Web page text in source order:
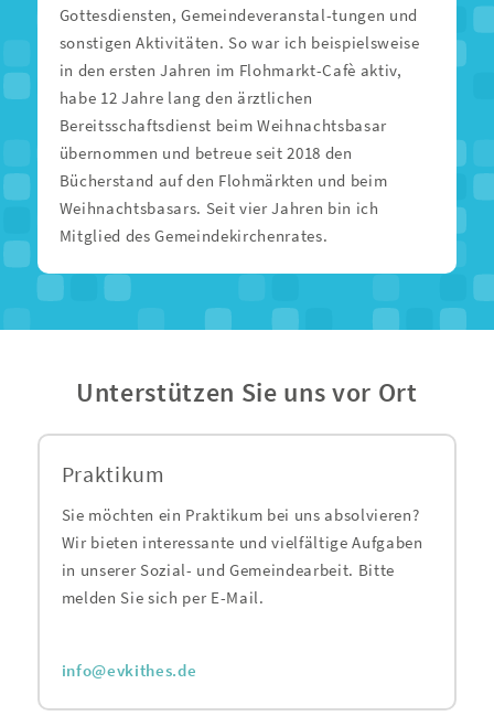
Gottesdiensten, Gemeindeveranstal-tungen und
sonstigen Aktivitäten. So war ich beispielsweise
in den ersten Jahren im Flohmarkt-Cafè aktiv,
habe 12 Jahre lang den ärztlichen
Bereitsschaftsdienst beim Weihnachtsbasar
übernommen und betreue seit 2018 den
Bücherstand auf den Flohmärkten und beim
Weihnachtsbasars. Seit vier Jahren bin ich
Mitglied des Gemeindekirchenrates.
Unterstützen Sie uns vor Ort
Praktikum
Sie möchten ein Praktikum bei uns absolvieren?
Wir bieten interessante und vielfältige Aufgaben
in unserer Sozial- und Gemeindearbeit. Bitte
melden Sie sich per E-Mail.
info@evkithes.de